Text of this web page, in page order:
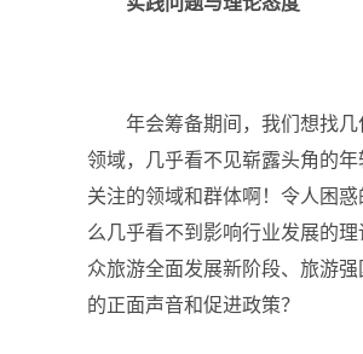
年会筹备期间，我们想找
领域，几乎看不见崭露头角的
关注的领域和群体啊！ 令人困惑
么几乎看不到影响行业发展的
众旅游全面发展新阶段、旅游
的正面声音和促进政策？